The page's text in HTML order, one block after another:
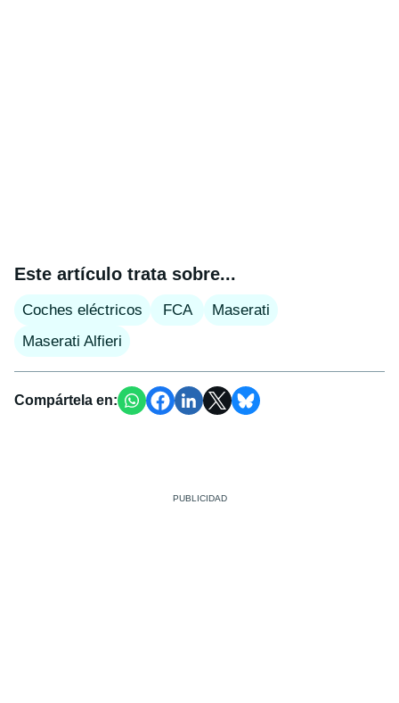
Este artículo trata sobre...
Coches eléctricos FCA
Maserati
Maserati Alfieri
Compártela en: